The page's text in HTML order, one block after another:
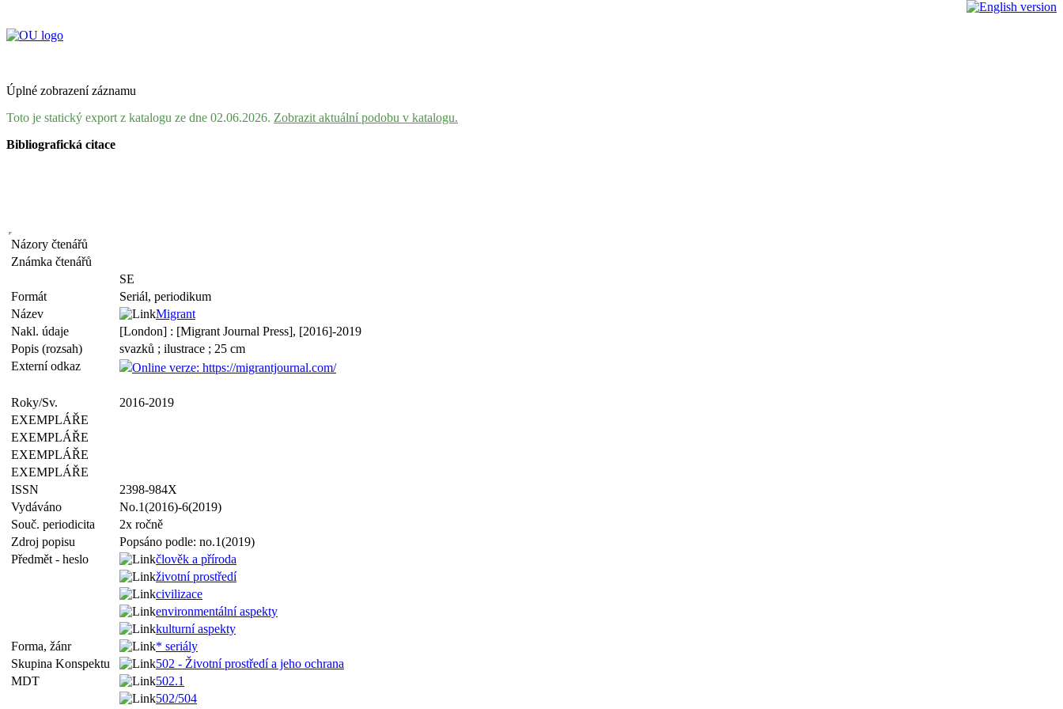
Úplné zobrazení záznamu
Toto je statický export z katalogu ze dne 02.06.2026. Zobrazit aktuální podobu v katalogu.
Bibliografická citace
Názory čtenářů
Známka čtenářů
SE
Formát
Seriál, periodikum
Název
Migrant
Nakl. údaje
[London] : [Migrant Journal Press], [2016]-2019
Popis (rozsah)
svazků ; ilustrace ; 25 cm
Externí odkaz
Online verze: https://migrantjournal.com/
Roky/Sv.
2016-2019
EXEMPLÁŘE
EXEMPLÁŘE
EXEMPLÁŘE
EXEMPLÁŘE
ISSN
2398-984X
Vydáváno
No.1(2016)-6(2019)
Souč. periodicita
2x ročně
Zdroj popisu
Popsáno podle: no.1(2019)
Předmět - heslo
člověk a příroda
životní prostředí
civilizace
environmentální aspekty
kulturní aspekty
Forma, žánr
* seriály
Skupina Konspektu
502 - Životní prostředí a jeho ochrana
MDT
502.1
502/504